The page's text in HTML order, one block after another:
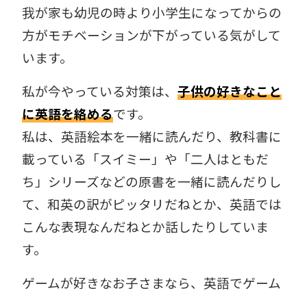
我が家も幼児の時より小学生になってからの
方がモチベーションが下がっている気がして
います。
私が今やっている対策は、 子供の好きなこと
に英語を絡めるです。
私は、英語絵本を一緒に読んだり、教科書に
載っている「スイミー」や「二人はともだ
ち」シリーズなどの原書を一緒に読んだりし
て、和英の訳がピッタリだねとか、英語では
こんな表現なんだねとか話したりしていま
す。
ゲームが好きなお子さまなら、英語でゲーム